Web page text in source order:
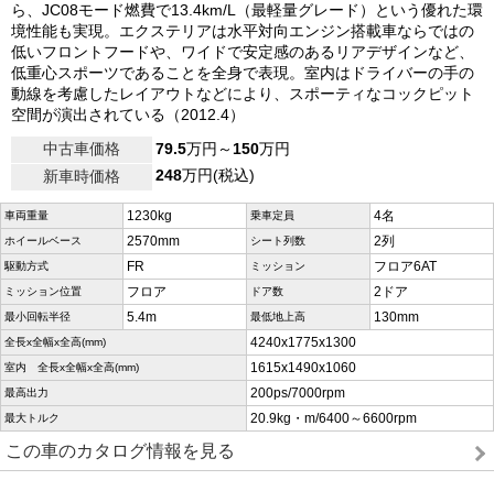
ら、JC08モード燃費で13.4km/L（最軽量グレード）という優れた環
境性能も実現。エクステリアは水平対向エンジン搭載車ならではの
低いフロントフードや、ワイドで安定感のあるリアデザインなど、
低重心スポーツであることを全身で表現。室内はドライバーの手の
動線を考慮したレイアウトなどにより、スポーティなコックピット
空間が演出されている（2012.4）
中古車価格
79.5万円～150万円
新車時価格
248万円(税込)
車両重量 1230kg 乗車定員 4名
ホイールベース 2570mm シート列数 2列
駆動方式 FR ミッション フロア6AT
ミッション位置 フロア ドア数 2ドア
最小回転半径 5.4m 最低地上高 130mm
全長x全幅x全高(mm) 4240x1775x1300
室内 全長x全幅x全高(mm) 1615x1490x1060
最高出力 200ps/7000rpm
最大トルク 20.9kg・m/6400～6600rpm
この車のカタログ情報を見る